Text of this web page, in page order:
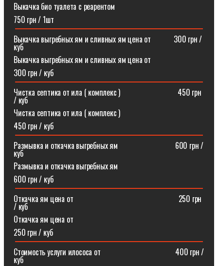
Выкачка био туалета с реарентом
750 грн / 1шт
Выкачка выгребных ям и сливных ям цена от⠀⠀⠀⠀300 грн /
куб
Выкачка выгребных ям и сливных ям цена от
300 грн / куб
Чистка септика от ила ( комплекс )⠀⠀⠀⠀⠀⠀⠀⠀⠀⠀450 грн
/ куб
Чистка септика от ила ( комплекс )
450 грн / куб
Размывка и откачка выгребных ям⠀⠀⠀⠀⠀⠀⠀⠀⠀⠀600 грн /
куб
Размывка и откачка выгребных ям
600 грн / куб
Откачка ям цена от ⠀⠀⠀⠀⠀⠀⠀⠀⠀⠀⠀⠀⠀⠀⠀⠀⠀⠀250 грн
/ куб
Откачка ям цена от
250 грн / куб
Стоимость услуги илососа от⠀⠀⠀⠀⠀⠀⠀⠀⠀⠀⠀⠀⠀400 грн /
куб